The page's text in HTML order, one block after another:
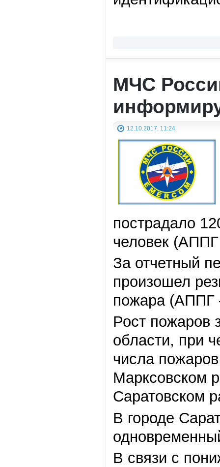
МЧС
12.10.2017, 11:24
пострадало
человек
За отчетный
произошел
пожара (АППГ
Рост пожаров
области, при
числа
Марксовском
Саратовском
В городе
В связи с